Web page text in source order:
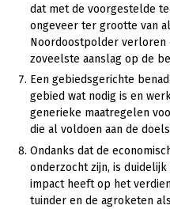
dat met de voorgestelde
ongeveer ter grootte van
Noordoostpolder verloren
zoveelste aanslag op de
Een gebiedsgerichte
gebied wat nodig is en
generieke maatregelen
die al voldoen aan de
Ondanks dat de
onderzocht zijn, is duidelijk
impact heeft op het
tuinder en de agroketen